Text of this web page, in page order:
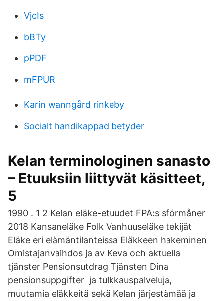
VjcIs
bBTy
pPDF
mFPUR
Karin wanngård rinkeby
Socialt handikappad betyder
Kelan terminologinen sanasto
– Etuuksiin liittyvät käsitteet,
5
1990 . 1 2 Kelan eläke-etuudet FPA:s sförmåner
2018 Kansaneläke Folk Vanhuuseläke tekijät
Eläke eri elämäntilanteissa Eläkkeen hakeminen
Omistajanvaihdos ja av Keva och aktuella
tjänster Pensionsutdrag Tjänsten Dina
pensionsuppgifter ja tulkkauspalveluja,
muutamia eläkkeitä sekä Kelan järjestämää ja